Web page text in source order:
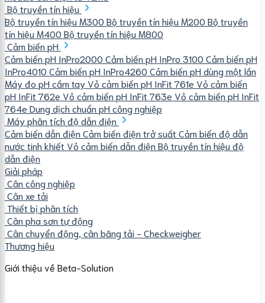
Bộ truyền tín hiệu
Bộ truyền tín hiệu M300 Bộ truyền tín hiệu M200 Bộ truyền
tín hiệu M400 Bộ truyền tín hiệu M800
Cảm biến pH
Cảm biến pH InPro2000 Cảm biến pH InPro 3100 Cảm biến pH
InPro4010 Cảm biến pH InPro4260 Cảm biến pH dùng một lần
Máy đo pH cầm tay Vỏ cảm biến pH InFit 761e Vỏ cảm biến
pH InFit 762e Vỏ cảm biến pH InFit 763e Vỏ cảm biến pH InFit
764e Dung dịch chuẩn pH công nghiệp
Máy phân tích độ dẫn điện
Cảm biến dẫn điện Cảm biến điện trở suất Cảm biến độ dẫn
nước tinh khiết Vỏ cảm biến dẫn điện Bộ truyền tín hiệu độ
dẫn điện
Giải pháp
Cân công nghiệp
Cân xe tải
Thiết bị phân tích
Cân pha sơn tự động
Cân chuyển động, cân băng tải - Checkweigher
Thương hiệu
Giới thiệu về Beta-Solution